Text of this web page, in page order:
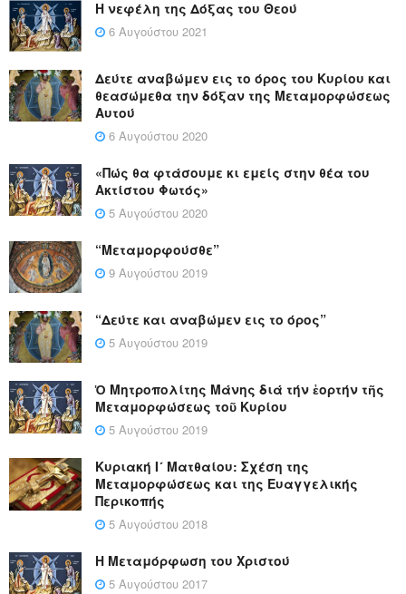
Η νεφέλη της Δόξας του Θεού
6 Αυγούστου 2021
Δεύτε αναβώμεν εις το όρος του Κυρίου και
θεασώμεθα την δόξαν της Μεταμορφώσεως
Αυτού
6 Αυγούστου 2020
«Πώς θα φτάσουμε κι εμείς στην θέα του
Ακτίστου Φωτός»
5 Αυγούστου 2020
“Μεταμορφούσθε”
9 Αυγούστου 2019
“Δεύτε και αναβώμεν εις το όρος”
5 Αυγούστου 2019
Ὁ Μητροπολίτης Μάνης διά τήν ἑορτήν τῆς
Μεταμορφώσεως τοῦ Κυρίου
5 Αυγούστου 2019
Κυριακή Ι´ Ματθαίου: Σχέση της
Μεταμορφώσεως και της Ευαγγελικής
Περικοπής
5 Αυγούστου 2018
Η Μεταμόρφωση του Χριστού
5 Αυγούστου 2017